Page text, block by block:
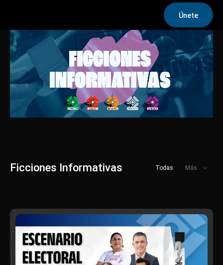
Únete
Ficciones Informativas Todas Más